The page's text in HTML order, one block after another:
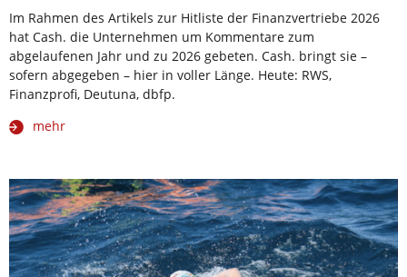
Im Rahmen des Artikels zur Hitliste der Finanzvertriebe 2026
hat Cash. die Unternehmen um Kommentare zum
abgelaufenen Jahr und zu 2026 gebeten. Cash. bringt sie –
sofern abgegeben – hier in voller Länge. Heute: RWS,
Finanzprofi, Deutuna, dbfp.
mehr